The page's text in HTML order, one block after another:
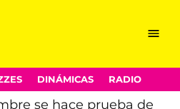
Menu
DINÁMICAS RADIO